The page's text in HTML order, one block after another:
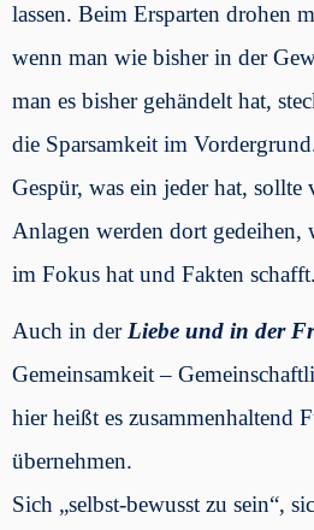
lassen. Beim Ersparten drohen
wenn man wie bisher in der
man es bisher gehändelt hat,
die Sparsamkeit im
Gespür, was ein jeder hat, sollte
Anlagen werden dort gedeihen,
im Fokus hat und Fakten schafft.
Auch in der Liebe und in der
Gemeinsamkeit –
hier heißt es zusammenhaltend
übernehmen.
Sich „selbst-bewusst zu sein“,